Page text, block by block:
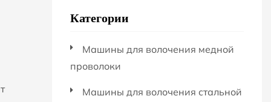
Категории
Машины для волочения медной
проволоки
Машины для волочения стальной